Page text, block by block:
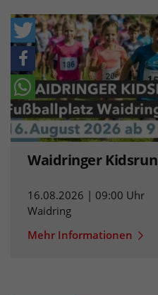
Waidringer Kidsrun
16.08.2026 | 09:00 Uhr
Waidring
Mehr Informationen